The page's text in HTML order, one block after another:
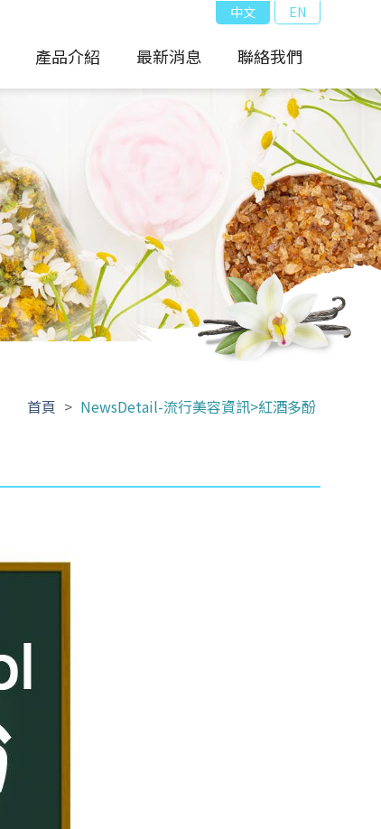
中文 EN
產品介紹 最新消息 聯絡我們
首頁 > NewsDetail-流行美容資訊>紅酒多酚